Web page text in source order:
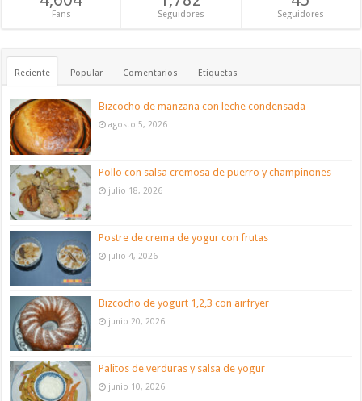
Fans Seguidores Seguidores
Reciente Popular Comentarios Etiquetas
Bizcocho de manzana con leche condensada
agosto 5, 2026
Pollo con salsa cremosa de puerro y champiñones
julio 18, 2026
Postre de crema de yogur con frutas
julio 4, 2026
Bizcocho de yogurt 1,2,3 con airfryer
junio 20, 2026
Palitos de verduras y salsa de yogur
junio 10, 2026